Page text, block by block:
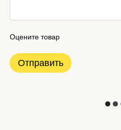
Оцените товар
Отправить